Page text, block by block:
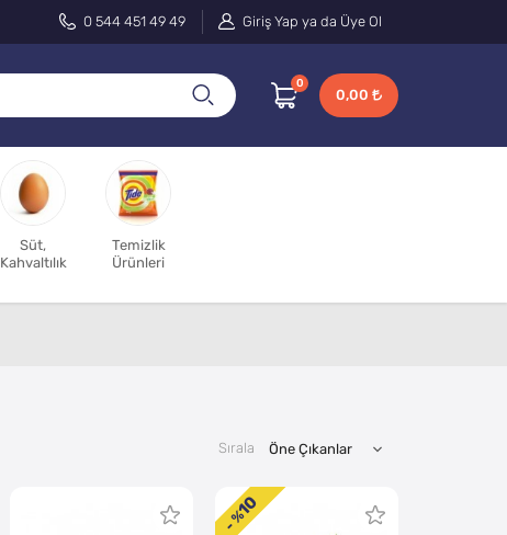
0 544 451 49 49 Giriş Yap ya da Üye Ol
0
0,00
Süt,
Kahvaltılık
Temizlik
Ürünleri
Sırala
- %
10